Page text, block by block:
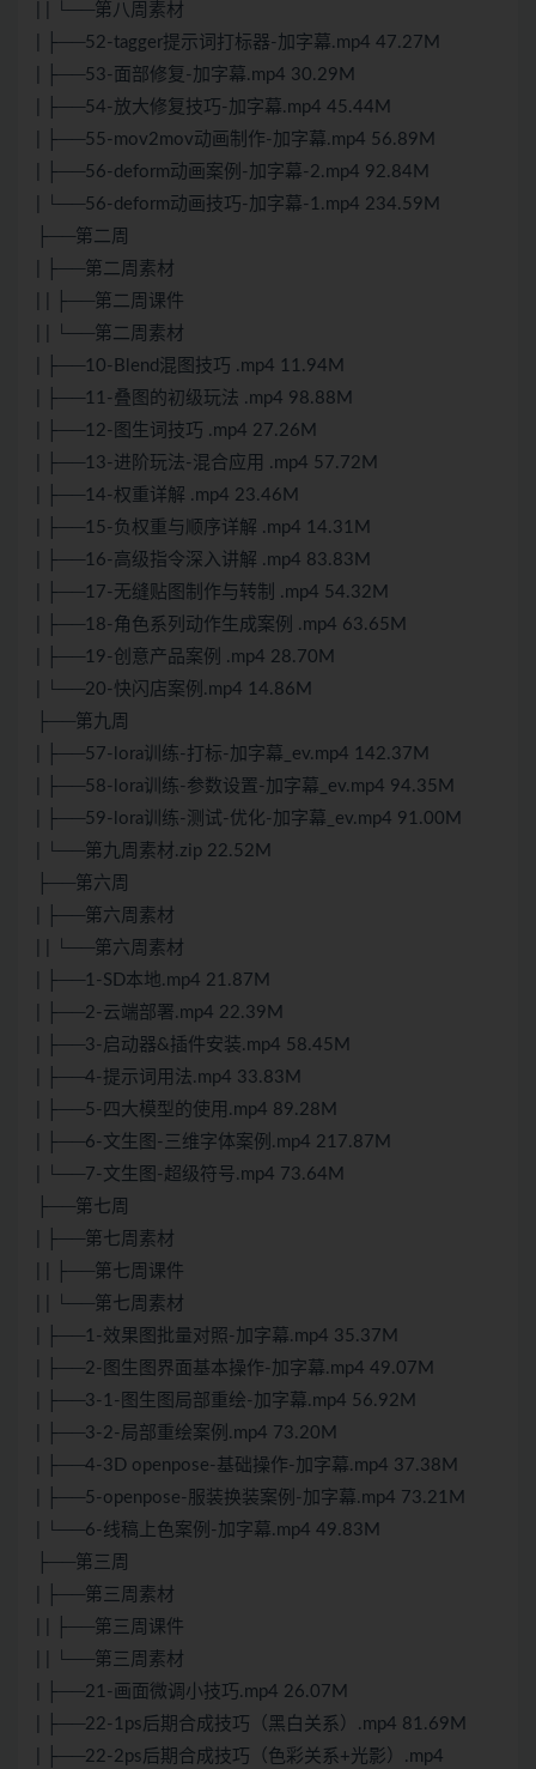
| | └──第八周素材
| ├──52-tagger提示词打标器-加字幕.mp4 47.27M
| ├──53-面部修复-加字幕.mp4 30.29M
| ├──54-放大修复技巧-加字幕.mp4 45.44M
| ├──55-mov2mov动画制作-加字幕.mp4 56.89M
| ├──56-deform动画案例-加字幕-2.mp4 92.84M
| └──56-deform动画技巧-加字幕-1.mp4 234.59M
├──第二周
| ├──第二周素材
| | ├──第二周课件
| | └──第二周素材
| ├──10-Blend混图技巧 .mp4 11.94M
| ├──11-叠图的初级玩法 .mp4 98.88M
| ├──12-图生词技巧 .mp4 27.26M
| ├──13-进阶玩法-混合应用 .mp4 57.72M
| ├──14-权重详解 .mp4 23.46M
| ├──15-负权重与顺序详解 .mp4 14.31M
| ├──16-高级指令深入讲解 .mp4 83.83M
| ├──17-无缝贴图制作与转制 .mp4 54.32M
| ├──18-角色系列动作生成案例 .mp4 63.65M
| ├──19-创意产品案例 .mp4 28.70M
| └──20-快闪店案例.mp4 14.86M
├──第九周
| ├──57-lora训练-打标-加字幕_ev.mp4 142.37M
| ├──58-lora训练-参数设置-加字幕_ev.mp4 94.35M
| ├──59-lora训练-测试-优化-加字幕_ev.mp4 91.00M
| └──第九周素材.zip 22.52M
├──第六周
| ├──第六周素材
| | └──第六周素材
| ├──1-SD本地.mp4 21.87M
| ├──2-云端部署.mp4 22.39M
| ├──3-启动器&插件安装.mp4 58.45M
| ├──4-提示词用法.mp4 33.83M
| ├──5-四大模型的使用.mp4 89.28M
| ├──6-文生图-三维字体案例.mp4 217.87M
| └──7-文生图-超级符号.mp4 73.64M
├──第七周
| ├──第七周素材
| | ├──第七周课件
| | └──第七周素材
| ├──1-效果图批量对照-加字幕.mp4 35.37M
| ├──2-图生图界面基本操作-加字幕.mp4 49.07M
| ├──3-1-图生图局部重绘-加字幕.mp4 56.92M
| ├──3-2-局部重绘案例.mp4 73.20M
| ├──4-3D openpose-基础操作-加字幕.mp4 37.38M
| ├──5-openpose-服装换装案例-加字幕.mp4 73.21M
| └──6-线稿上色案例-加字幕.mp4 49.83M
├──第三周
| ├──第三周素材
| | ├──第三周课件
| | └──第三周素材
| ├──21-画面微调小技巧.mp4 26.07M
| ├──22-1ps后期合成技巧（黑白关系）.mp4 81.69M
| ├──22-2ps后期合成技巧（色彩关系+光影）.mp4